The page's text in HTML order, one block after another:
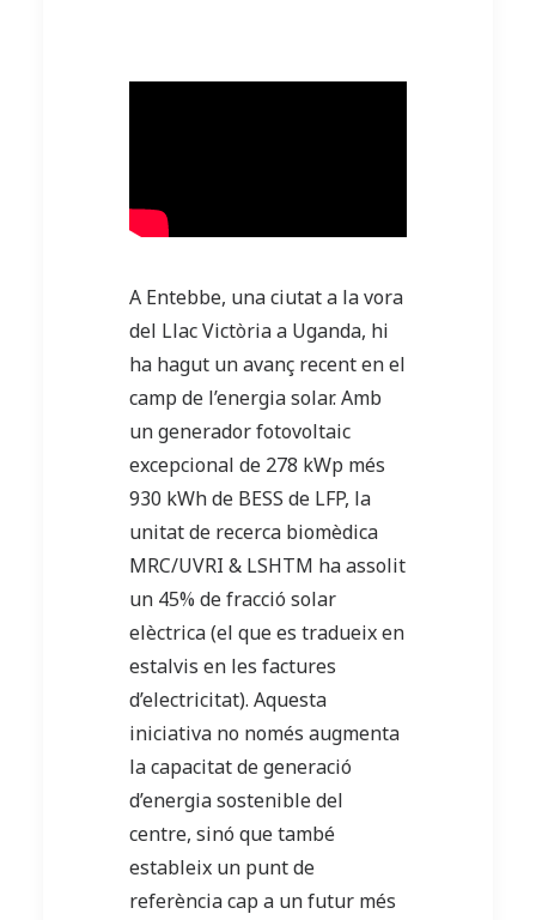
A Entebbe, una ciutat a la vora
del Llac Victòria a Uganda, hi
ha hagut un avanç recent en el
camp de l’energia solar. Amb
un generador fotovoltaic
excepcional de 278 kWp més
930 kWh de BESS de LFP, la
unitat de recerca biomèdica
MRC/UVRI & LSHTM ha assolit
un 45% de fracció solar
elèctrica (el que es tradueix en
estalvis en les factures
d’electricitat). Aquesta
iniciativa no només augmenta
la capacitat de generació
d’energia sostenible del
centre, sinó que també
estableix un punt de
referència cap a un futur més